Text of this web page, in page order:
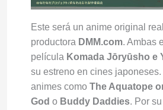
Este será un anime original
productora DMM.com. Ambas
película Komada Jōryūsho e
su estreno en cines
animes como The Aquatope
God o Buddy Daddies. Por